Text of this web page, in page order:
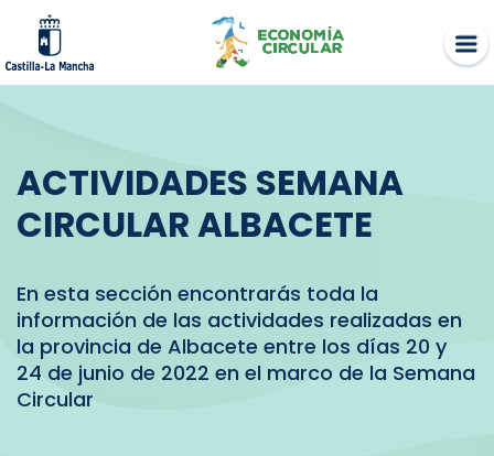
content
ACTIVIDADES SEMANA
CIRCULAR ALBACETE
En esta sección encontrarás toda la
información de las actividades realizadas en
la provincia de Albacete entre los días 20 y
24 de junio de 2022 en el marco de la Semana
Circular